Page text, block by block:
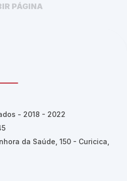
PÁGINA
- 2018 - 2022
da Saúde, 150 - Curicica,